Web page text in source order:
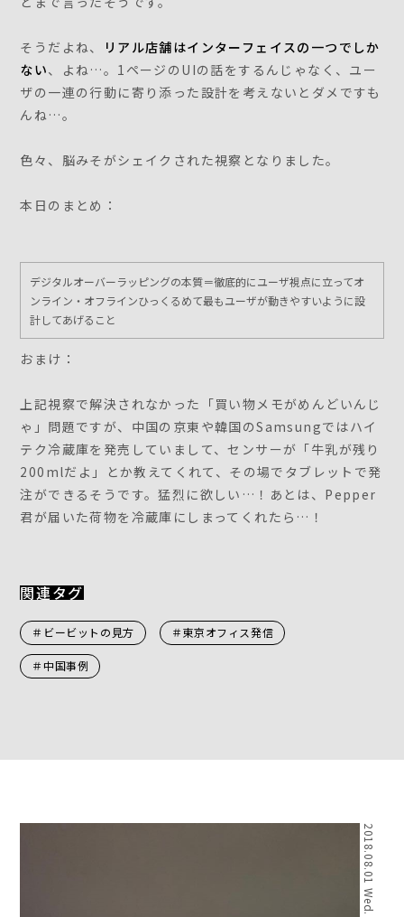
そうだよね、
リアル店舗はインターフェイスの一つでしか
ない、よね…。1ページのUIの話をするんじゃなく、ユー
ザの一連の行動に寄り添った設計を考えないとダメですも
んね…。
色々、脳みそがシェイクされた視察となりました。
本日のまとめ：
デジタルオーバーラッピングの本質＝徹底的にユーザ視点に立ってオ
ンライン・オフラインひっくるめて最もユーザが動きやすいように設
計してあげること
おまけ：
上記視察で解決されなかった「買い物メモがめんどいんじ
ゃ」問題ですが、中国の京東や韓国のSamsungではハイ
テク冷蔵庫を発売していまして、センサーが「牛乳が残り
200mlだよ」とか教えてくれて、その場でタブレットで発
注ができるそうです。猛烈に欲しい…！あとは、Pepper
君が届いた荷物を冷蔵庫にしまってくれたら…！
関連タグ
＃ビービットの見方 ＃東京オフィス発信
＃中国事例
2018.08.01 Wed.